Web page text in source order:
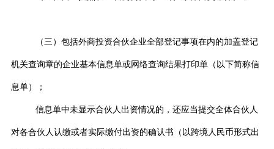
（三）包括外商投资合伙企业全部登记事项在内的加盖登记
机关查询章的企业基本信息单或网络查询结果打印单（以下简称信
息单）；
信息单中未显示合伙人出资情况的，还应当提交全体合伙人
对各合伙人认缴或者实际缴付出资的确认书（以跨境人民币形式出